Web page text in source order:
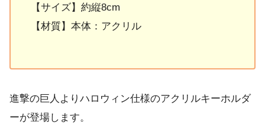
【サイズ】約縦8cm
【材質】本体：アクリル
進撃の巨人よりハロウィン仕様のアクリルキーホルダ
ーが登場します。